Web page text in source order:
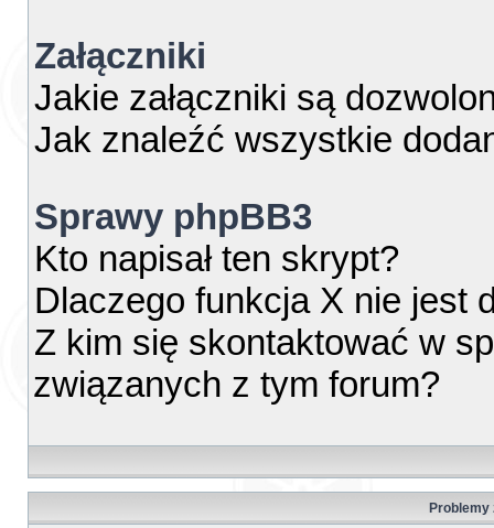
Załączniki
Jakie załączniki są
Jak znaleźć wszystkie
Sprawy phpBB3
Kto napisał ten skrypt?
Dlaczego funkcja X nie jest
Z kim się skontaktować w
związanych z tym forum?
Problemy